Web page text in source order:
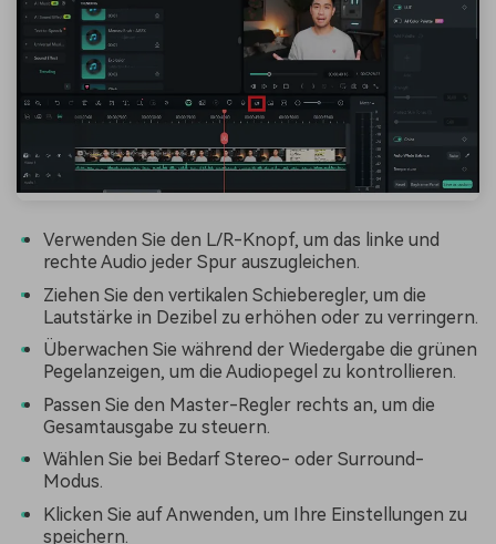
Verwenden Sie den L/R-Knopf, um das linke und
rechte Audio jeder Spur auszugleichen.
Ziehen Sie den vertikalen Schieberegler, um die
Lautstärke in Dezibel zu erhöhen oder zu verringern.
Überwachen Sie während der Wiedergabe die grünen
Pegelanzeigen, um die Audiopegel zu kontrollieren.
Passen Sie den Master-Regler rechts an, um die
Gesamtausgabe zu steuern.
Wählen Sie bei Bedarf Stereo- oder Surround-
Modus.
Klicken Sie auf Anwenden, um Ihre Einstellungen zu
speichern.